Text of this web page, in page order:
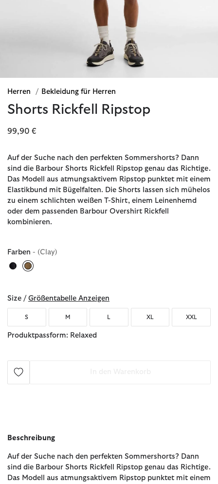
Herren / Bekleidung für Herren
Shorts Rickfell Ripstop
99,90 €
Auf der Suche nach den perfekten Sommershorts? Dann
sind die Barbour Shorts Rickfell Ripstop genau das Richtige.
Das Modell aus atmungsaktivem Ripstop punktet mit einem
Elastikbund mit Bügelfalten. Die Shorts lassen sich mühelos
zu einem schlichten weißen T-Shirt, einem Leinenhemd
oder dem passenden Barbour Overshirt Rickfell
kombinieren.
Farben - (Clay)
Size / Größentabelle Anzeigen
S M L XL XXL
Produktpassform: Relaxed
Beschreibung
Auf der Suche nach den perfekten Sommershorts? Dann
sind die Barbour Shorts Rickfell Ripstop genau das Richtige.
Das Modell aus atmungsaktivem Ripstop punktet mit einem